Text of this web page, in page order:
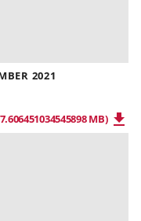
2021
MB)